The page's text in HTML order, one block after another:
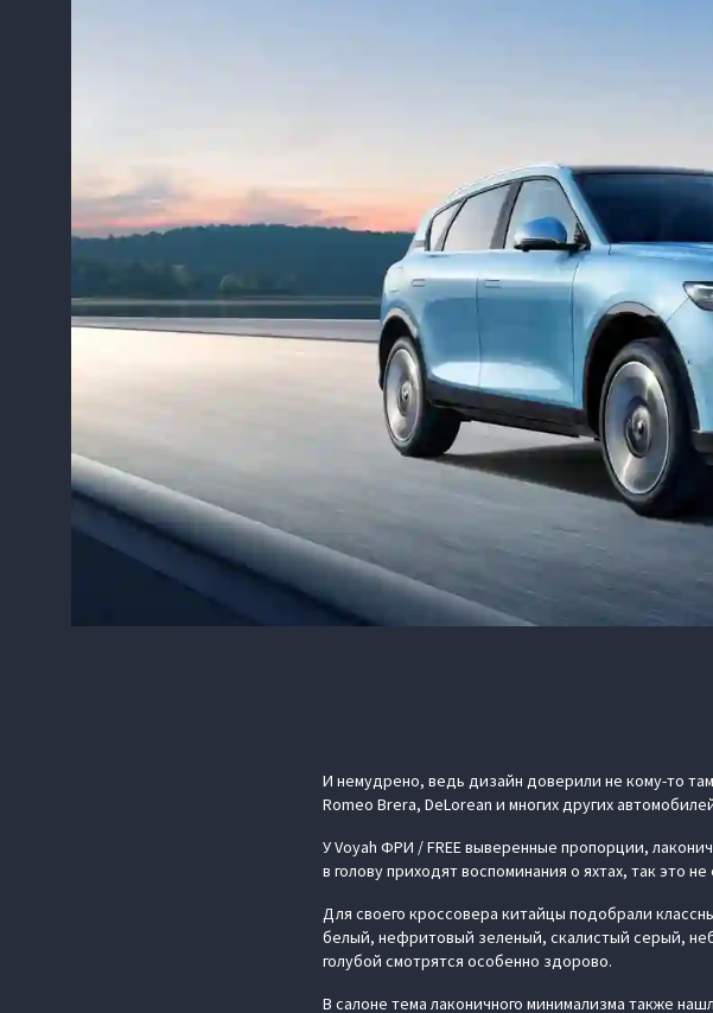
И немудрено, ведь дизайн доверили не кому-то
Romeo Brera, DeLorean и многих других
У Voyah ФРИ / FREE выверенные пропорции,
в голову приходят воспоминания о яхтах, так это
Для своего кроссовера китайцы подобрали
белый, нефритовый зеленый, скалистый серый,
голубой смотрятся особенно здорово.
В салоне тема лаконичного минимализма также